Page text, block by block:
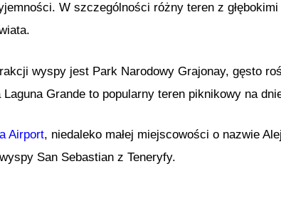
W szczególności różny teren z
wyspy jest Park Narodowy Grajonay, gęsto
Laguna Grande to popularny teren piknikowy na
Airport, niedaleko małej miejscowości o nazwie
San Sebastian z Teneryfy.